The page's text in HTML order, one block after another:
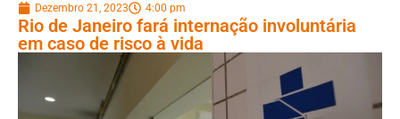
Dezembro 21, 2023 4:00 pm
Rio de Janeiro fará internação involuntária
em caso de risco à vida